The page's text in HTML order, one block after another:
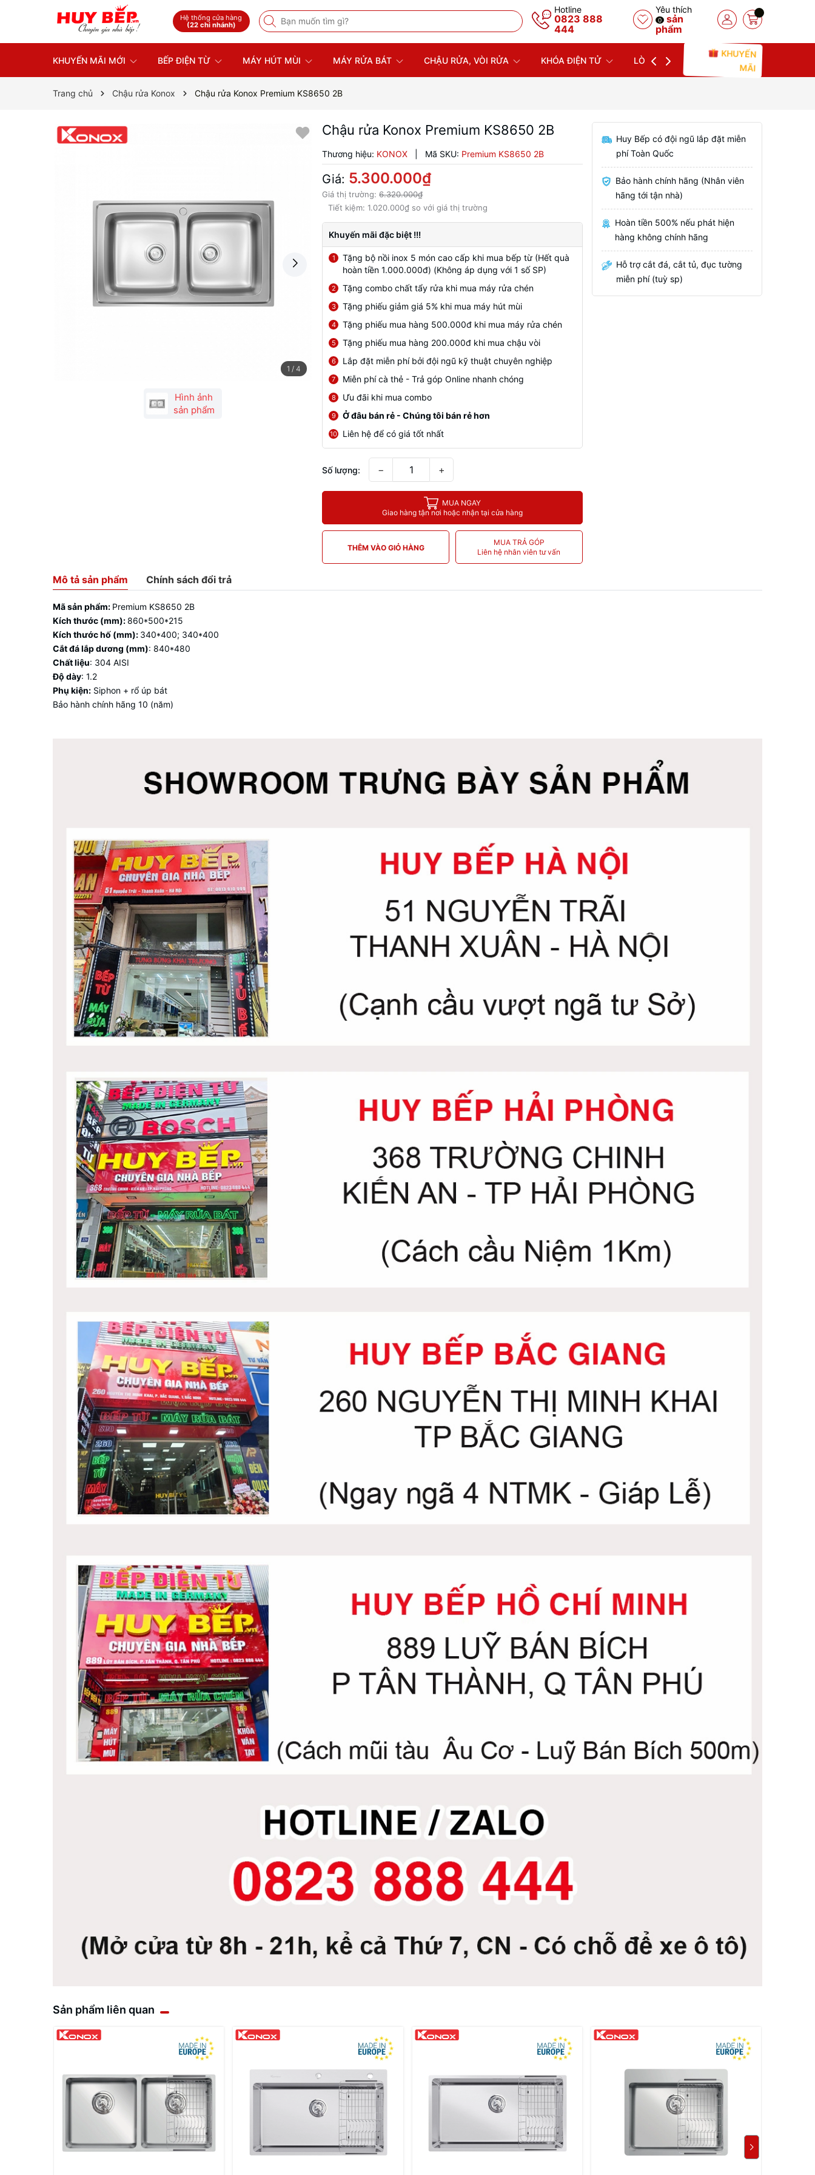
Hệ thống cửa hàng
(22 chi nhánh)
Hotline
0823 888
444
Yêu thích
0
sản
phẩm
KHUYẾN MÃI MỚI BẾP ĐIỆN TỪ MÁY HÚT MÙI MÁY RỬA BÁT CHẬU RỬA, VÒI RỬA KHÓA ĐIỆN TỬ LÒ NƯỚNG LÒ VI SÓNG
KHUYẾN
MÃI
Trang chủ Chậu rửa Konox Chậu rửa Konox Premium KS8650 2B
1 /4
Hình ảnh
sản phẩm
Chậu rửa Konox Premium KS8650 2B
Thương hiệu: KONOX Mã SKU: Premium KS8650 2B
Giá: 5.300.000₫
Giá thị trường:6.320.000₫
Tiết kiệm:1.020.000₫ so với giá thị trường
Khuyến mãi đặc biệt !!!
1
Tặng bộ nồi inox 5 món cao cấp khi mua bếp từ (Hết quà
hoàn tiền 1.000.000đ) (Không áp dụng với 1 số SP)
2 Tặng combo chất tẩy rửa khi mua máy rửa chén
3 Tặng phiếu giảm giá 5% khi mua máy hút mùi
4 Tặng phiếu mua hàng 500.000đ khi mua máy rửa chén
5 Tặng phiếu mua hàng 200.000đ khi mua chậu vòi
6 Lắp đặt miễn phí bởi đội ngũ kỹ thuật chuyên nghiệp
7 Miễn phí cà thẻ - Trả góp Online nhanh chóng
8 Ưu đãi khi mua combo
9 Ở đâu bán rẻ - Chúng tôi bán rẻ hơn
10 Liên hệ để có giá tốt nhất
Số lượng: − +
MUA NGAY
Giao hàng tận nơi hoặc nhận tại cửa hàng
THÊM VÀO GIỎ HÀNG
MUA TRẢ GÓP
Liên hệ nhân viên tư vấn
Huy Bếp có đội ngũ lắp đặt miễn
phí Toàn Quốc
Bảo hành chính hãng (Nhân viên
hãng tới tận nhà)
Hoàn tiền 500% nếu phát hiện
hàng không chính hãng
Hỗ trợ cắt đá, cắt tủ, đục tường
miễn phí (tuỳ sp)
Mô tả sản phẩm Chính sách đổi trả
Mã sản phẩm: Premium KS8650 2B
Kích thước (mm):860*500*215
Kích thước hố (mm): 340*400; 340*400
Cắt đá lắp dương (mm): 840*480
Chất liệu: 304 AISI
Độ dày: 1.2
Phụ kiện: Siphon + rổ úp bát
Bảo hành chính hãng 10 (năm)
Sản phẩm liên quan